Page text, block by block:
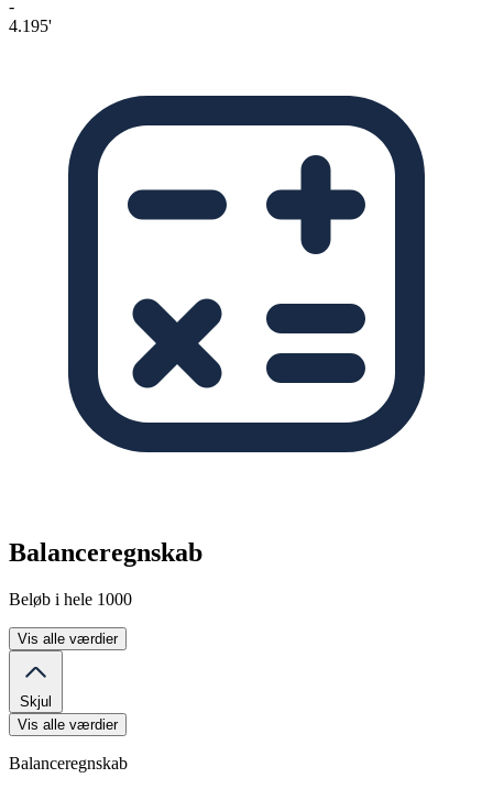
-
4.195'
Balanceregnskab
Beløb i hele 1000
Vis alle værdier
Skjul
Vis alle værdier
Balanceregnskab